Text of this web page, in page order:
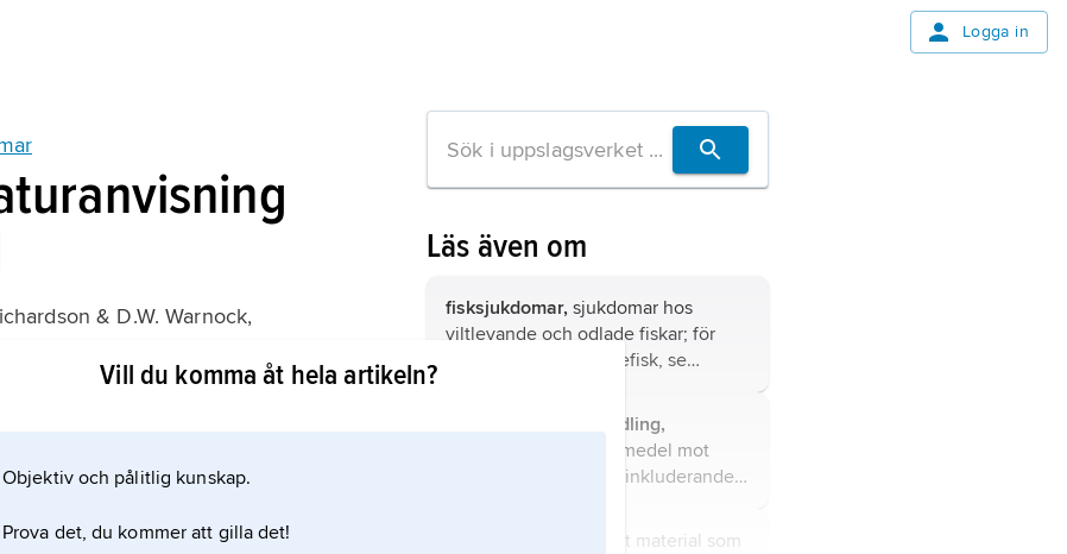
Logga in
& D.W. Warnock,
Diagnosis and Management
Vill du komma åt hela artikeln?
Objektiv och pålitlig kunskap.
Prova det, du kommer att gilla det!
Läs även om
fisksjukdomar, sjukdomar hos
viltlevande och odlade fiskar; för
sjukdomar hos akvariefisk, se
antimikrobiell behandling,
behandling med läkemedel mot
mikroorganismer (här inkluderande
, typ av smittsamt material som